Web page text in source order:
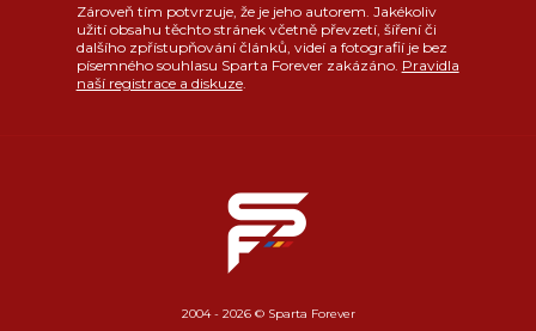
Zároveň tím potvrzuje, že je jeho autorem. Jakékoliv
užití obsahu těchto stránek včetně převzetí, šíření či
dalšího zpřístupňování článků, videí a fotografií je bez
písemného souhlasu Sparta Forever zakázáno. Pravidla
naší registrace a diskuze.
2004 - 2026 © Sparta Forever